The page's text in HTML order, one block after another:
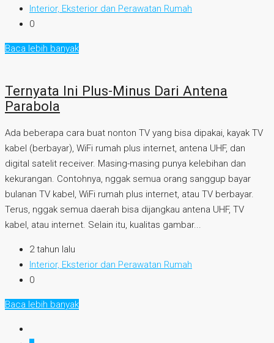
Interior, Eksterior dan Perawatan Rumah
0
Baca lebih banyak
Ternyata Ini Plus-Minus Dari Antena
Parabola
Ada beberapa cara buat nonton TV yang bisa dipakai, kayak TV
kabel (berbayar), WiFi rumah plus internet, antena UHF, dan
digital satelit receiver. Masing-masing punya kelebihan dan
kekurangan. Contohnya, nggak semua orang sanggup bayar
bulanan TV kabel, WiFi rumah plus internet, atau TV berbayar.
Terus, nggak semua daerah bisa dijangkau antena UHF, TV
kabel, atau internet. Selain itu, kualitas gambar...
2 tahun lalu
Interior, Eksterior dan Perawatan Rumah
0
Baca lebih banyak